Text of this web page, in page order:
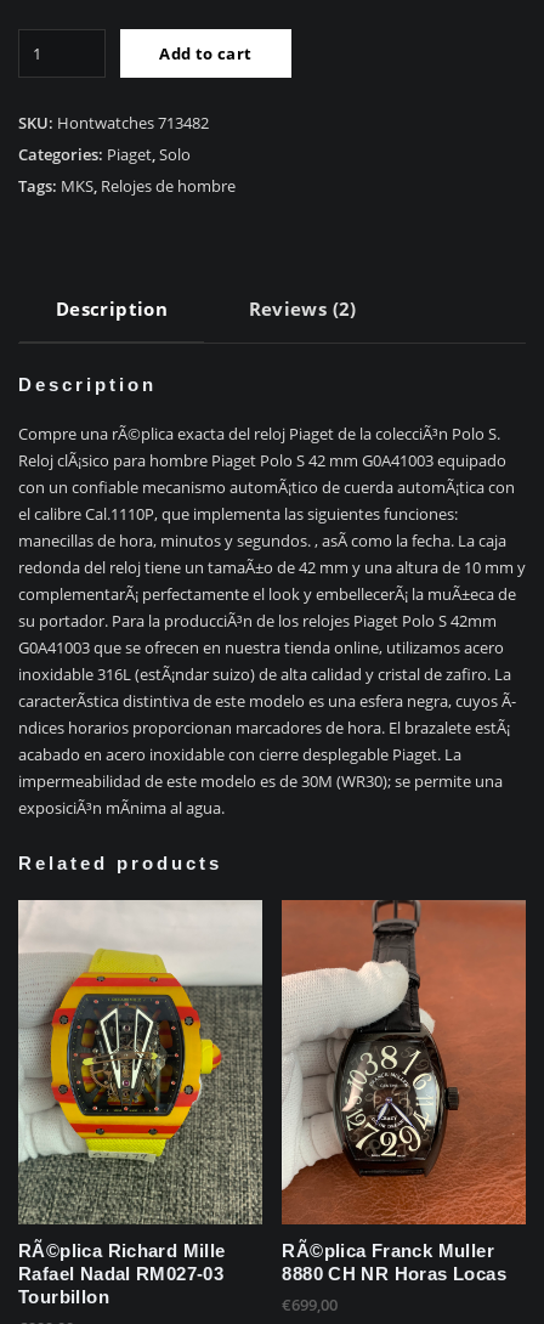
S
42mm
quantity
Add to cart
SKU: Hontwatches 713482
Categories: Piaget,Solo
Tags: MKS, Relojes de hombre
Description Reviews (2)
Description
Compre una rÃ©plica exacta del reloj Piaget de la colecciÃ³n Polo S.
Reloj clÃ¡sico para hombre Piaget Polo S 42 mm G0A41003 equipado
con un confiable mecanismo automÃ¡tico de cuerda automÃ¡tica con
el calibre Cal.1110P, que implementa las siguientes funciones:
manecillas de hora, minutos y segundos. , asÃ­ como la fecha. La caja
redonda del reloj tiene un tamaÃ±o de 42 mm y una altura de 10 mm y
complementarÃ¡ perfectamente el look y embellecerÃ¡ la muÃ±eca de
su portador. Para la producciÃ³n de los relojes Piaget Polo S 42mm
G0A41003 que se ofrecen en nuestra tienda online, utilizamos acero
inoxidable 316L (estÃ¡ndar suizo) de alta calidad y cristal de zafiro. La
caracterÃ­stica distintiva de este modelo es una esfera negra, cuyos Ã­
ndices horarios proporcionan marcadores de hora. El brazalete estÃ¡
acabado en acero inoxidable con cierre desplegable Piaget. La
impermeabilidad de este modelo es de 30M (WR30); se permite una
exposiciÃ³n mÃ­nima al agua.
Related products
RÃ©plica Richard Mille
Rafael Nadal RM027-03
Tourbillon
RÃ©plica Franck Muller
8880 CH NR Horas Locas
€699,00